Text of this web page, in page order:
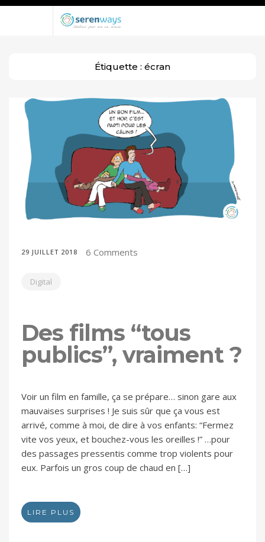
Étiquette : écran
29 JUILLET 2018 6 Comments
Digital
Des films “tous
publics”, vraiment ?
Voir un film en famille, ça se prépare… sinon gare aux
mauvaises surprises ! Je suis sûr que ça vous est
arrivé, comme à moi, de dire à vos enfants: “Fermez
vite vos yeux, et bouchez-vous les oreilles !” …pour
des passages pressentis comme trop violents pour
eux. Parfois un gros coup de chaud en […]
LIRE PLUS